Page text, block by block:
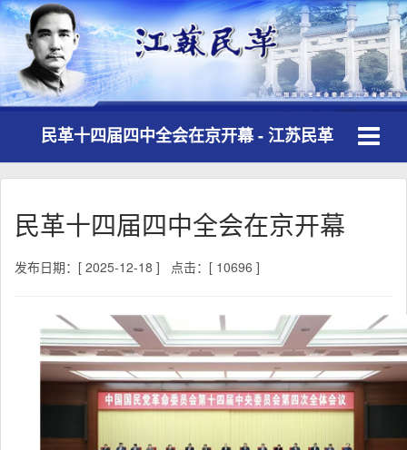
民革十四届四中全会在京开幕 - 江苏民革
民革十四届四中全会在京开幕
发布日期：[ 2025-12-18 ] 点击：[ 10696 ]